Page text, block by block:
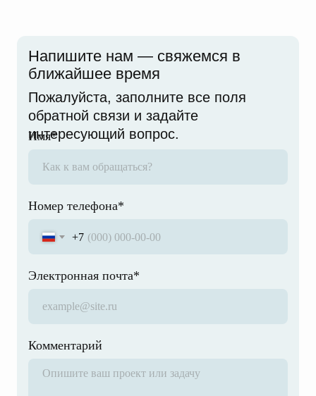
Напишите нам — свяжемся в
ближайшее время
Пожалуйста, заполните все поля
обратной связи и задайте
интересующий вопрос.
Имя*
Номер телефона*
+7
Электронная почта*
Комментарий